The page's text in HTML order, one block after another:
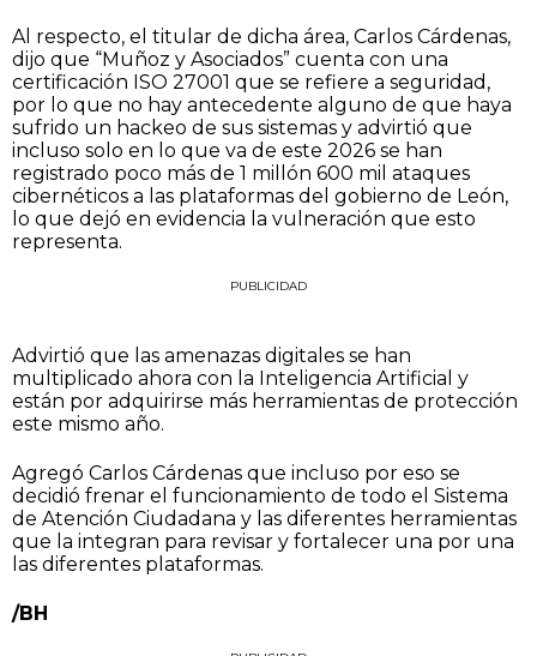
Al respecto, el titular de dicha área, Carlos Cárdenas,
dijo que “Muñoz y Asociados” cuenta con una
certificación ISO 27001 que se refiere a seguridad,
por lo que no hay antecedente alguno de que haya
sufrido un hackeo de sus sistemas y advirtió que
incluso solo en lo que va de este 2026 se han
registrado poco más de 1 millón 600 mil ataques
cibernéticos a las plataformas del gobierno de León,
lo que dejó en evidencia la vulneración que esto
representa.
PUBLICIDAD
Advirtió que las amenazas digitales se han
multiplicado ahora con la Inteligencia Artificial y
están por adquirirse más herramientas de protección
este mismo año.
Agregó Carlos Cárdenas que incluso por eso se
decidió frenar el funcionamiento de todo el Sistema
de Atención Ciudadana y las diferentes herramientas
que la integran para revisar y fortalecer una por una
las diferentes plataformas.
/BH